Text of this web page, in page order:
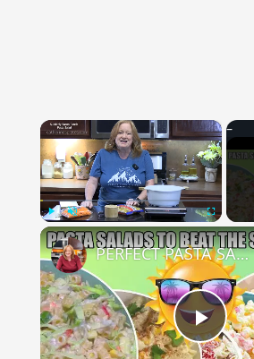
×
Play Unmute Fullscreen
Play
PERFECT PASTA SALADS FOR YOUR SUMMER GET TOGETHERS